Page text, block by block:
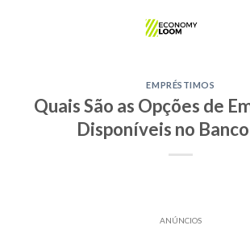
EMPRÉSTIMOS
Quais São as Opções de
Disponíveis no
ANÚNCIOS